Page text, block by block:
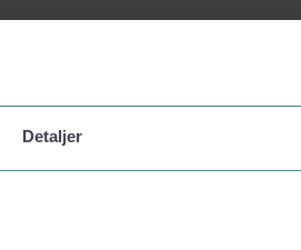
Detaljer